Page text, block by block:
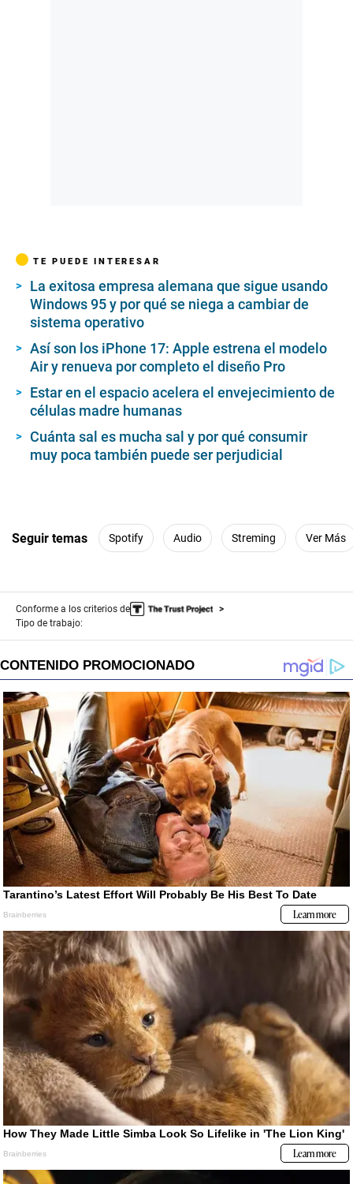
TE PUEDE INTERESAR
La exitosa empresa alemana que sigue usando
Windows 95 y por qué se niega a cambiar de
sistema operativo
Así son los iPhone 17: Apple estrena el modelo
Air y renueva por completo el diseño Pro
Estar en el espacio acelera el envejecimiento de
células madre humanas
Cuánta sal es mucha sal y por qué consumir
muy poca también puede ser perjudicial
Seguir temas Spotify Audio Streming Ver Más
Conforme a los criterios de
Tipo de trabajo: